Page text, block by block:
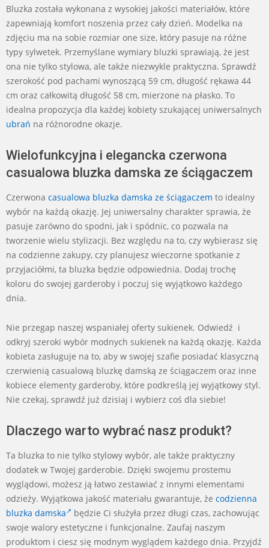
Bluzka została wykonana z wysokiej jakości materiałów, które
zapewniają komfort noszenia przez cały dzień. Modelka na
zdjęciu ma na sobie rozmiar one size, który pasuje na różne
typy sylwetek. Przemyślane wymiary bluzki sprawiają, że jest
ona nie tylko stylowa, ale także niezwykle praktyczna. Sprawdź
szerokość pod pachami wynoszącą 59 cm, długość rękawa 44
cm oraz całkowitą długość 58 cm, mierzone na płasko. To
idealna propozycja dla każdej kobiety szukającej uniwersalnych
ubrań na różnorodne okazje.
Wielofunkcyjna i elegancka czerwona
casualowa bluzka damska ze ściągaczem
Czerwona casualowa bluzka damska ze ściągaczem to idealny
wybór na każdą okazję. Jej uniwersalny charakter sprawia, że
pasuje zarówno do spodni, jak i spódnic, co pozwala na
tworzenie wielu stylizacji. Bez względu na to, czy wybierasz się
na codzienne zakupy, czy planujesz wieczorne spotkanie z
przyjaciółmi, ta bluzka będzie odpowiednia. Dodaj trochę
koloru do swojej garderoby i poczuj się wyjątkowo każdego
dnia.
Nie przegap naszej wspaniałej oferty sukienek. Odwiedź i
odkryj szeroki wybór modnych sukienek na każdą okazję. Każda
kobieta zasługuje na to, aby w swojej szafie posiadać klasyczną
czerwienią casualową bluzkę damską ze ściągaczem oraz inne
kobiece elementy garderoby, które podkreślą jej wyjątkowy styl.
Nie czekaj, sprawdź już dzisiaj i wybierz coś dla siebie!
Dlaczego warto wybrać nasz produkt?
Ta bluzka to nie tylko stylowy wybór, ale także praktyczny
dodatek w Twojej garderobie. Dzięki swojemu prostemu
wyglądowi, możesz ją łatwo zestawiać z innymi elementami
odzieży. Wyjątkowa jakość materiału gwarantuje, że codzienna
bluzka damska
będzie Ci służyła przez długi czas, zachowując
swoje walory estetyczne i funkcjonalne. Zaufaj naszym
produktom i ciesz się modnym wyglądem każdego dnia. Przyjdź